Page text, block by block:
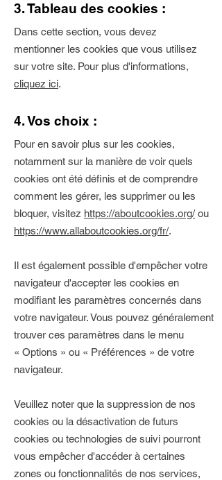
3. Tableau des cookies :
Dans cette section, vous devez
mentionner les cookies que vous utilisez
sur votre site. Pour plus d'informations,
cliquez ici.
4. Vos choix :
Pour en savoir plus sur les cookies,
notamment sur la manière de voir quels
cookies ont été définis et de comprendre
comment les gérer, les supprimer ou les
bloquer, visitez https://aboutcookies.org/ou
https://www.allaboutcookies.org/fr/.
Il est également possible d'empêcher votre
navigateur d'accepter les cookies en
modifiant les paramètres concernés dans
votre navigateur. Vous pouvez généralement
trouver ces paramètres dans le menu
« Options » ou « Préférences » de votre
navigateur.
Veuillez noter que la suppression de nos
cookies ou la désactivation de futurs
cookies ou technologies de suivi pourront
vous empêcher d'accéder à certaines
zones ou fonctionnalités de nos services,